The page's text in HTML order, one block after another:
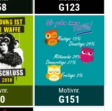
G123
Motivnr.
G151